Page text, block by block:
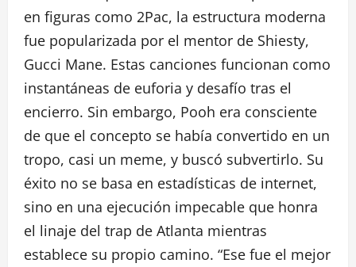
en figuras como 2Pac, la estructura moderna
fue popularizada por el mentor de Shiesty,
Gucci Mane. Estas canciones funcionan como
instantáneas de euforia y desafío tras el
encierro. Sin embargo, Pooh era consciente
de que el concepto se había convertido en un
tropo, casi un meme, y buscó subvertirlo. Su
éxito no se basa en estadísticas de internet,
sino en una ejecución impecable que honra
el linaje del trap de Atlanta mientras
establece su propio camino. “Ese fue el mejor